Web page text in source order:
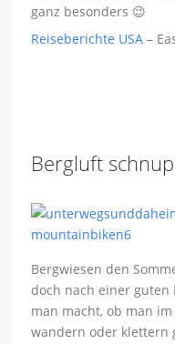
ganz besonders 😉
Reiseberichte USA –
Bergluft
Bergwiesen den
doch nach einer guten
man macht, ob man
wandern oder klettern